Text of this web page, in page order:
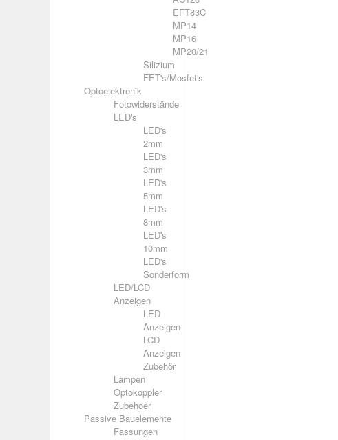
EFT83C
MP14
MP16
MP20/21
Silizium
FET's/Mosfet's
Optoelektronik
Fotowiderstände
LED's
LED's
2mm
LED's
3mm
LED's
5mm
LED's
8mm
LED's
10mm
LED's
Sonderform
LED/LCD
Anzeigen
LED
Anzeigen
LCD
Anzeigen
Zubehör
Lampen
Optokoppler
Zubehoer
Passive Bauelemente
Fassungen